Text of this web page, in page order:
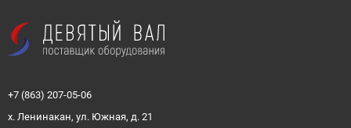
+7 (863) 207-05-06
х. Ленинакан, ул. Южная, д. 21